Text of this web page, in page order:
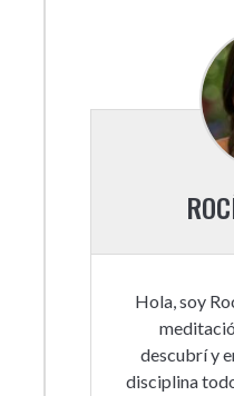
Hola, soy
descubrí y
disciplina